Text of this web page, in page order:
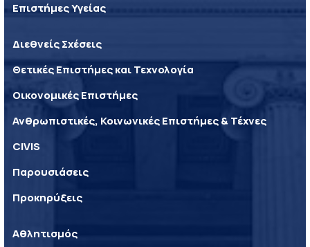
Επιστήμες Υγείας
Διεθνείς Σχέσεις
Θετικές Επιστήμες και Τεχνολογία
Οικονομικές Επιστήμες
Ανθρωπιστικές, Κοινωνικές Επιστήμες & Τέχνες
CIVIS
Παρουσιάσεις
Προκηρύξεις
Αθλητισμός